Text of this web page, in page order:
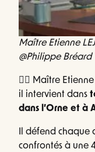
Maître Etienne
@Philippe Bréard
👨‍⚖️ Maître
il intervient dans
dans l’Orne et à
Il défend
confrontés à une